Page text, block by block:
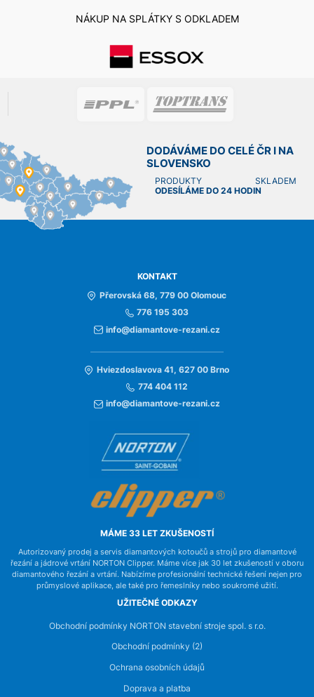
NÁKUP NA SPLÁTKY S ODKLADEM
DODÁVÁME DO CELÉ ČR I NA
SLOVENSKO
PRODUKTY SKLADEM
ODESÍLÁME DO 24 HODIN
KONTAKT
Přerovská 68, 779 00 Olomouc
776 195 303
info@diamantove-rezani.cz
Hviezdoslavova 41, 627 00 Brno
774 404 112
info@diamantove-rezani.cz
MÁME 33 LET ZKUŠENOSTÍ
Autorizovaný prodej a servis diamantových kotoučů a strojů pro diamantové
řezání a jádrové vrtání NORTON Clipper. Máme více jak 30 let zkušeností v oboru
diamantového řezání a vrtání. Nabízíme profesionální technické řešení nejen pro
průmyslové aplikace, ale také pro řemeslníky nebo soukromé užití.
UŽITEČNÉ ODKAZY
Obchodní podmínky NORTON stavební stroje spol. s r.o.
Obchodní podmínky (2)
Ochrana osobních údajů
Doprava a platba